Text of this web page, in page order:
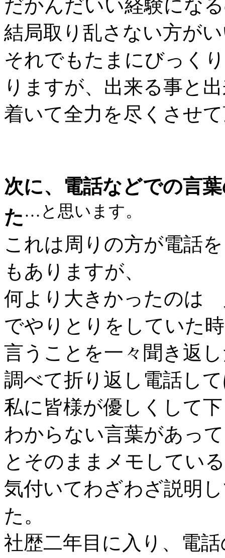
だかんだいい経験にな
結局取り乱さない方が
それでもたまにびっく
りますが、出来る事と
着いて全力を尽くさせ
次に、電話などでの言
た…と思います。
これは周りの方が電話
もありますが、
何より大きかったのは
でやりとりをしていた
言うことを一々聞き返
調べて折り返し電話し
私に皆様が優しくして
わからない言葉があっ
とそのままメモしてい
気付いてわざわざ説明
た。
社歴二年目に入り、電